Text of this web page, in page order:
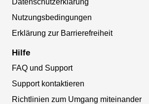
Nutzungsbedingungen
Erklärung zur Barrierefreiheit
Hilfe
FAQ und Support
Support kontaktieren
Richtlinien zum Umgang miteinander